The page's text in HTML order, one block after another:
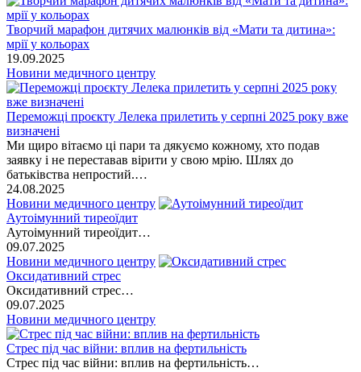
Творчий марафон дитячих малюнків від «Мати та дитина»:
мрії у кольорах
19.09.2025
Новини медичного центру
Переможці проєкту Лелека прилетить у серпні 2025 року вже
визначені
Ми щиро вітаємо ці пари та дякуємо кожному, хто подав
заявку і не переставав вірити у свою мрію. Шлях до
батьківства непростий.…
24.08.2025
Новини медичного центру
Аутоімунний тиреоїдит
Аутоімунний тиреоїдит…
09.07.2025
Новини медичного центру
Оксидативний стрес
Оксидативний стрес…
09.07.2025
Новини медичного центру
Стрес під час війни: вплив на фертильність
Стрес під час війни: вплив на фертильність…